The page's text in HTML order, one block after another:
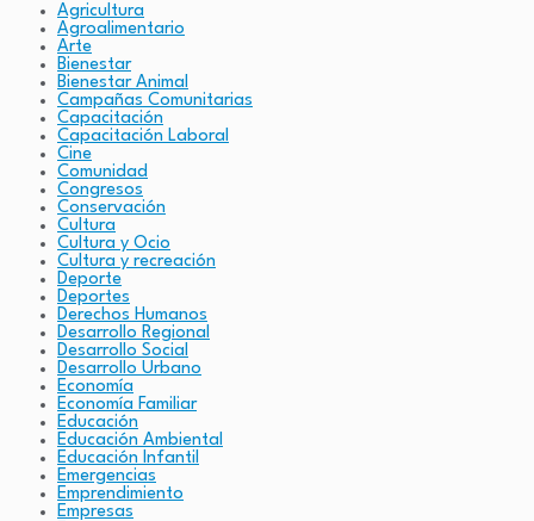
Agricultura
Agroalimentario
Arte
Bienestar
Bienestar Animal
Campañas Comunitarias
Capacitación
Capacitación Laboral
Cine
Comunidad
Congresos
Conservación
Cultura
Cultura y Ocio
Cultura y recreación
Deporte
Deportes
Derechos Humanos
Desarrollo Regional
Desarrollo Social
Desarrollo Urbano
Economía
Economía Familiar
Educación
Educación Ambiental
Educación Infantil
Emergencias
Emprendimiento
Empresas